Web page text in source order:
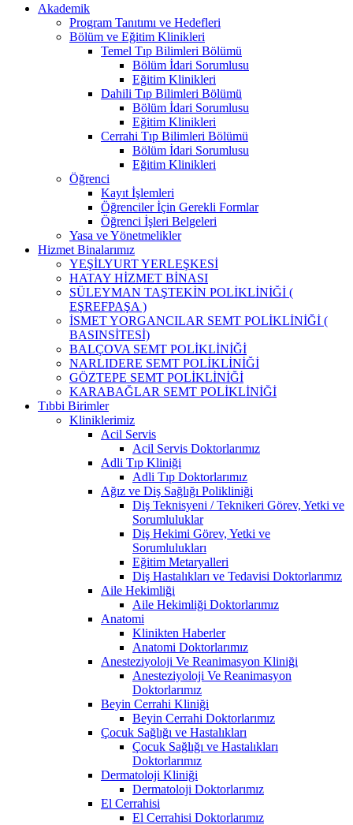
Akademik
Program Tanıtımı ve Hedefleri
Bölüm ve Eğitim Klinikleri
Temel Tıp Bilimleri Bölümü
Bölüm İdari Sorumlusu
Eğitim Klinikleri
Dahili Tıp Bilimleri Bölümü
Bölüm İdari Sorumlusu
Eğitim Klinikleri
Cerrahi Tıp Bilimleri Bölümü
Bölüm İdari Sorumlusu
Eğitim Klinikleri
Öğrenci
Kayıt İşlemleri
Öğrenciler İçin Gerekli Formlar
Öğrenci İşleri Belgeleri
Yasa ve Yönetmelikler
Hizmet Binalarımız
YEŞİLYURT YERLEŞKESİ
HATAY HİZMET BİNASI
SÜLEYMAN TAŞTEKİN POLİKLİNİĞİ (
EŞREFPAŞA )
İSMET YORGANCILAR SEMT POLİKLİNİĞİ (
BASINSİTESİ)
BALÇOVA SEMT POLİKLİNİĞİ
NARLIDERE SEMT POLİKLİNİĞİ
GÖZTEPE SEMT POLİKLİNİĞİ
KARABAĞLAR SEMT POLİKLİNİĞİ
Tıbbi Birimler
Kliniklerimiz
Acil Servis
Acil Servis Doktorlarımız
Adli Tıp Kliniği
Adli Tıp Doktorlarımız
Ağız ve Diş Sağlığı Polikliniği
Diş Teknisyeni / Teknikeri Görev, Yetki ve
Sorumluluklar
Diş Hekimi Görev, Yetki ve
Sorumlulukları
Eğitim Metaryalleri
Diş Hastalıkları ve Tedavisi Doktorlarımız
Aile Hekimliği
Aile Hekimliği Doktorlarımız
Anatomi
Klinikten Haberler
Anatomi Doktorlarımız
Anesteziyoloji Ve Reanimasyon Kliniği
Anesteziyoloji Ve Reanimasyon
Doktorlarımız
Beyin Cerrahi Kliniği
Beyin Cerrahi Doktorlarımız
Çocuk Sağlığı ve Hastalıkları
Çocuk Sağlığı ve Hastalıkları
Doktorlarımız
Dermatoloji Kliniği
Dermatoloji Doktorlarımız
El Cerrahisi
El Cerrahisi Doktorlarımız